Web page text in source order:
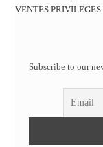
VENTES
Subscribe to our